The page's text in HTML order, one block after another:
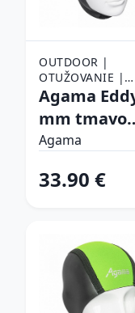
OUTDOOR |
OTUŽOVANIE |
OBLEČENIE NA
OTUŽOVANIE |
ČIAPKY NA
OTUŽOVANIE
Agama
mm tmavo
šedá - S/M
Agama
33.90 €